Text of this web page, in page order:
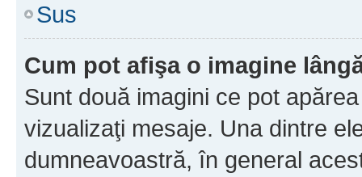
Sus
Cum pot afişa o imagine
Sunt două imagini ce pot
vizualizaţi mesaje. Una dintre
dumneavoastră, în general